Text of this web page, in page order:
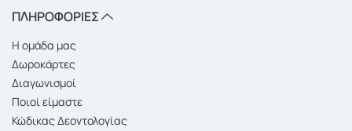
ΠΛΗΡΟΦΟΡΙΕΣ
Η ομάδα μας
Δωροκάρτες
Διαγωνισμοί
Ποιοί είμαστε
Κώδικας Δεοντολογίας